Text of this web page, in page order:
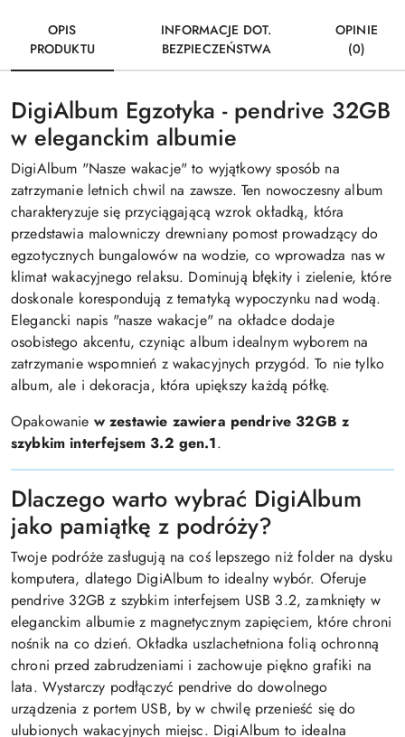
OPIS
PRODUKTU
INFORMACJE DOT.
BEZPIECZEŃSTWA
OPINIE
(0)
DigiAlbum Egzotyka - pendrive 32GB
w eleganckim albumie
DigiAlbum "Nasze wakacje" to wyjątkowy sposób na
zatrzymanie letnich chwil na zawsze. Ten nowoczesny album
charakteryzuje się przyciągającą wzrok okładką, która
przedstawia malowniczy drewniany pomost prowadzący do
egzotycznych bungalowów na wodzie, co wprowadza nas w
klimat wakacyjnego relaksu. Dominują błękity i zielenie, które
doskonale korespondują z tematyką wypoczynku nad wodą.
Elegancki napis "nasze wakacje" na okładce dodaje
osobistego akcentu, czyniąc album idealnym wyborem na
zatrzymanie wspomnień z wakacyjnych przygód. To nie tylko
album, ale i dekoracja, która upiększy każdą półkę.
Opakowanie w zestawie zawiera pendrive 32GB z
szybkim interfejsem 3.2 gen.1.
Dlaczego warto wybrać DigiAlbum
jako pamiątkę z podróży?
Twoje podróże zasługują na coś lepszego niż folder na dysku
komputera, dlatego DigiAlbum to idealny wybór. Oferuje
pendrive 32GB z szybkim interfejsem USB 3.2, zamknięty w
eleganckim albumie z magnetycznym zapięciem, które chroni
nośnik na co dzień. Okładka uszlachetniona folią ochronną
chroni przed zabrudzeniami i zachowuje piękno grafiki na
lata. Wystarczy podłączyć pendrive do dowolnego
urządzenia z portem USB, by w chwilę przenieść się do
ulubionych wakacyjnych miejsc. DigiAlbum to idealna